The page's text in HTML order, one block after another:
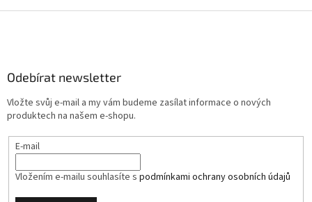
Odebírat newsletter
Vložte svůj e-mail a my vám budeme zasílat informace o nových
produktech na našem e-shopu.
E-mail
Vložením e-mailu souhlasíte s podmínkami ochrany osobních údajů